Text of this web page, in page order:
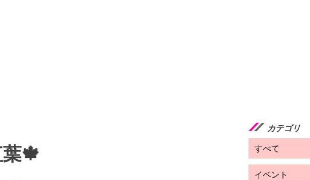
🍁
カテゴリ
すべて
イベント